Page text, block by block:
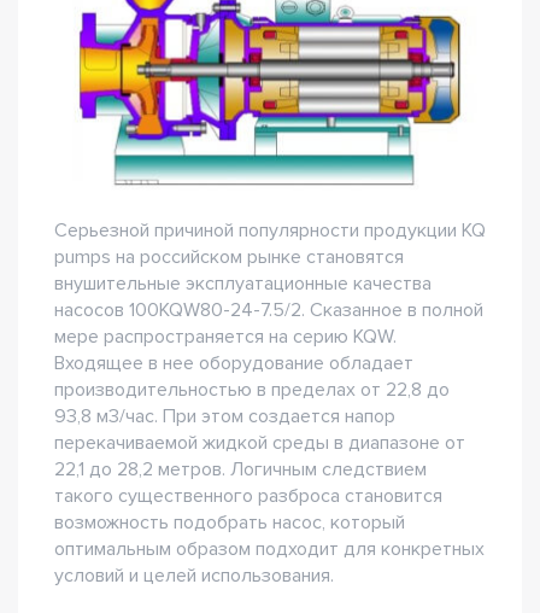
Серьезной причиной популярности продукции KQ
pumps на российском рынке становятся
внушительные эксплуатационные качества
насосов 100KQW80-24-7.5/2. Сказанное в полной
мере распространяется на серию KQW.
Входящее в нее оборудование обладает
производительностью в пределах от 22,8 до
93,8 м3/час. При этом создается напор
перекачиваемой жидкой среды в диапазоне от
22,1 до 28,2 метров. Логичным следствием
такого существенного разброса становится
возможность подобрать насос, который
оптимальным образом подходит для конкретных
условий и целей использования.